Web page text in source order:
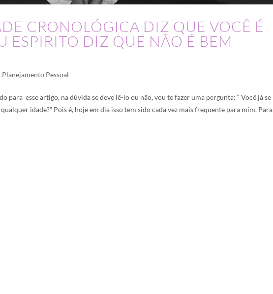
CRONOLÓGICA DIZ QUE VOCÊ É
ESPIRITO DIZ QUE NÃO É BEM
Planejamento Pessoal
para esse artigo, na dúvida se deve lê-lo ou não, vou te fazer uma pergunta: “ Você já se
idade?” Pois é, hoje em dia isso tem sido cada vez mais frequente para mim. Para